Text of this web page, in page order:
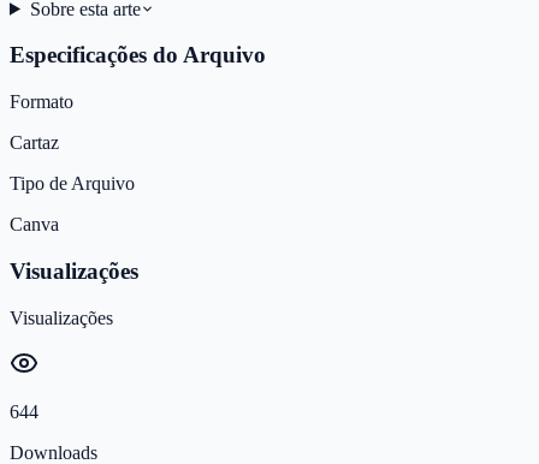
Sobre esta arte
Especificações do Arquivo
Formato
Cartaz
Tipo de Arquivo
Canva
Visualizações
Visualizações
644
Downloads